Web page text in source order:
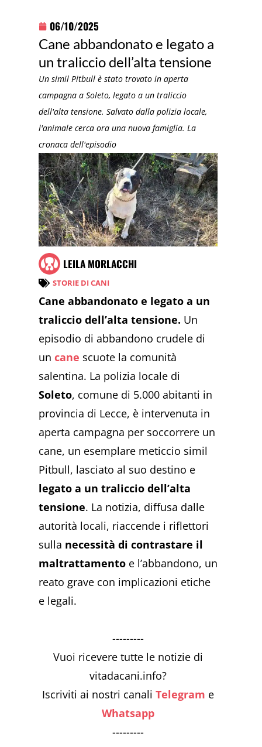
06/10/2025
Cane abbandonato e legato a
un traliccio dell’alta tensione
Un simil Pitbull è stato trovato in aperta
campagna a Soleto, legato a un traliccio
dell'alta tensione. Salvato dalla polizia locale,
l'animale cerca ora una nuova famiglia. La
cronaca dell'episodio
LEILA MORLACCHI
STORIE DI CANI
Cane abbandonato e legato a un
traliccio dell’alta tensione. Un
episodio di abbandono crudele di
uncane scuote la comunità
salentina. La polizia locale di
Soleto, comune di 5.000 abitanti in
provincia di Lecce, è intervenuta in
aperta campagna per soccorrere un
cane, un esemplare meticcio simil
Pitbull, lasciato al suo destino e
legato a un traliccio dell’alta
tensione. La notizia, diffusa dalle
autorità locali, riaccende i riflettori
sulla necessità di contrastare il
maltrattamento e l’abbandono, un
reato grave con implicazioni etiche
e legali.
---------
Vuoi ricevere tutte le notizie di
vitadacani.info?
Iscriviti ai nostri canaliTelegram e
Whatsapp
---------